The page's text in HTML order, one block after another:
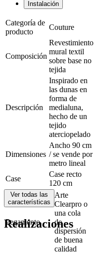
Instalación
Categoría de
producto
Couture
Composición
Revestimiento
mural textil
sobre base no
tejida
Descripción
Inspirado en
las dunas en
forma de
medialuna,
hecho de un
tejido
aterciopelado
Dimensiones
Ancho 90 cm
/ se vende por
metro lineal
Case
Case recto
120 cm
Pegamento
Arte
Clearpro o
una cola
de
dispersión
de buena
calidad
Ver todas las
características
Realizaciones